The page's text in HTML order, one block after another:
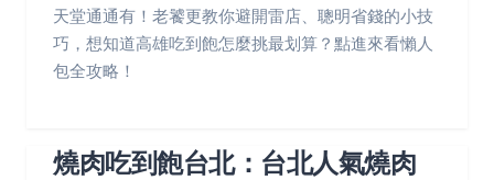
天堂通通有！老饕更教你避開雷店、聰明省錢的小技
巧，想知道高雄吃到飽怎麼挑最划算？點進來看懶人
包全攻略！
燒肉吃到飽台北：台北人氣燒肉